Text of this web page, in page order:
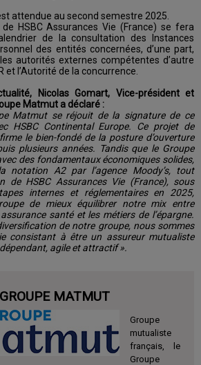
attendue au second semestre 2025.
HSBC Assurances Vie (France) se fera
de la consultation des Instances
des entités concernées, d’une part,
autorités externes compétentes d’autre
et l’Autorité de la concurrence.
Nicolas Gomart, Vice-président et
Matmut a déclaré :
Matmut se réjouit de la signature de ce
HSBC Continental Europe. Ce projet de
le bien-fondé de la posture d’ouverture
plusieurs années. Tandis que le Groupe
des fondamentaux économiques solides,
notation A2 par l’agence Moody’s, tout
de HSBC Assurances Vie (France), sous
internes et réglementaires en 2025,
de mieux équilibrer notre mix entre
santé et les métiers de l’épargne.
de notre groupe, nous sommes
consistant à être un assureur mutualiste
agile et attractif ».
MATMUT
Groupe
mutualiste
français, le
Groupe